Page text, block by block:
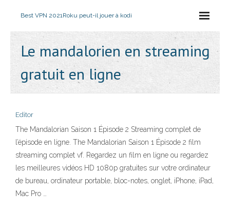
Best VPN 2021Roku peut-il jouer à kodi
Le mandalorien en streaming
gratuit en ligne
Editor
The Mandalorian Saison 1 Épisode 2 Streaming complet de
l’épisode en ligne. The Mandalorian Saison 1 Épisode 2 film
streaming complet vf. Regardez un film en ligne ou regardez
les meilleures vidéos HD 1080p gratuites sur votre ordinateur
de bureau, ordinateur portable, bloc-notes, onglet, iPhone, iPad,
Mac Pro …